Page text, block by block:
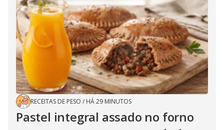
RECEITAS DE PESO / HÁ 29 MINUTOS
Pastel integral assado no forno